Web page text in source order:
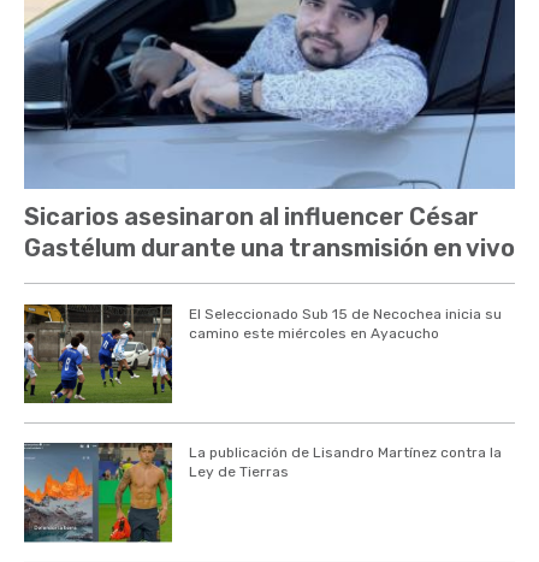
Sicarios asesinaron al influencer César
Gastélum durante una transmisión en vivo
El Seleccionado Sub 15 de Necochea inicia su
camino este miércoles en Ayacucho
La publicación de Lisandro Martínez contra la
Ley de Tierras